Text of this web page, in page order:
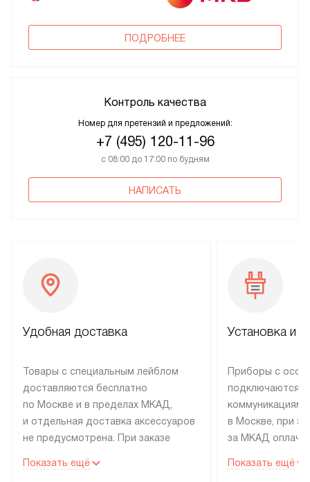
ПОДРОБНЕЕ
Контроль качества
Номер для претензий и предложений:
+7 (495) 120-11-96
с 08:00 до 17:00 по будням
НАПИСАТЬ
Удобная доставка
Товары с специальным лейблом
доставляются бесплатно
по Москве и в пределах МКАД,
и отдельная доставка аксессуаров
не предусмотрена. При заказе
рекомендуем обсудить
Показать ещё
Установка и
Приборы с
подключаются к
коммуникациям
в Москве, при
за МКАД
партнера
Показать ещё